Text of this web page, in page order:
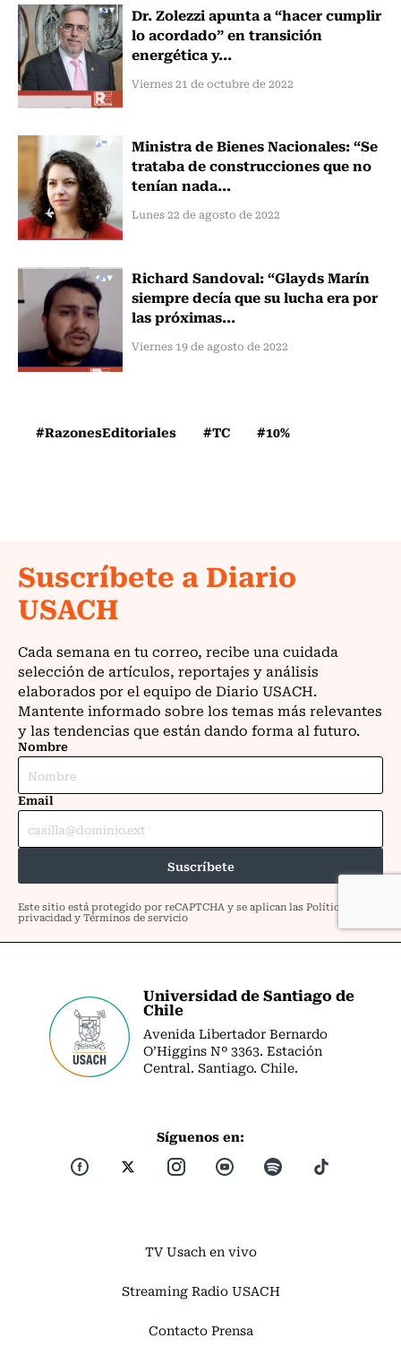
Dr. Zolezzi apunta a “hacer cumplir
lo acordado” en transición
energética y...
Viernes 21 de octubre de 2022
Ministra de Bienes Nacionales: “Se
trataba de construcciones que no
tenían nada...
Lunes 22 de agosto de 2022
Richard Sandoval: “Glayds Marín
siempre decía que su lucha era por
las próximas...
Viernes 19 de agosto de 2022
#RazonesEditoriales #TC #10%
Universidad de Santiago de
Chile
Avenida Libertador Bernardo
O’Higgins Nº 3363. Estación
Central. Santiago. Chile.
Síguenos en:
TV Usach en vivo
Streaming Radio USACH
Contacto Prensa